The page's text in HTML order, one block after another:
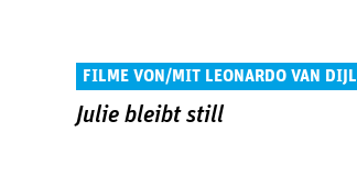
FILME VON/MIT LEONARDO VAN DIJL
Julie bleibt still